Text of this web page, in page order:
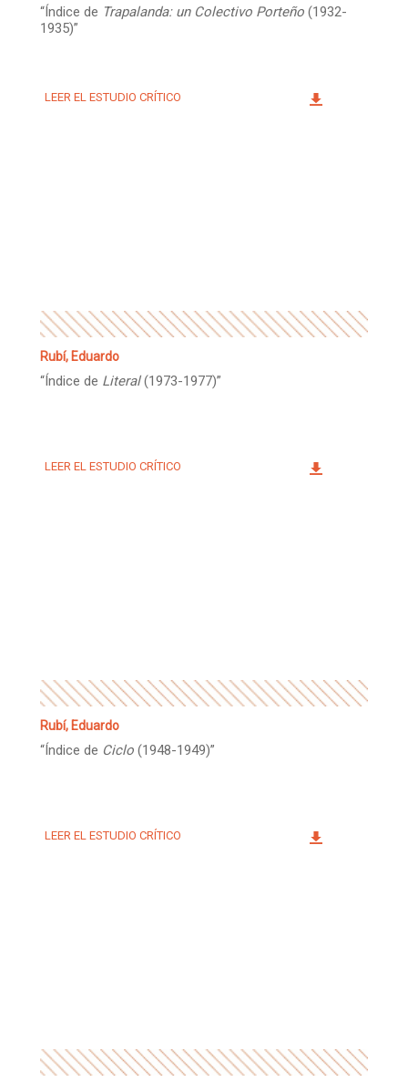
“Índice de Trapalanda: un Colectivo Porteño (1932-
1935)”
LEER EL ESTUDIO CRÍTICO
Rubí, Eduardo
“Índice de Literal(1973-1977)”
LEER EL ESTUDIO CRÍTICO
Rubí, Eduardo
“Índice de Ciclo (1948-1949)”
LEER EL ESTUDIO CRÍTICO